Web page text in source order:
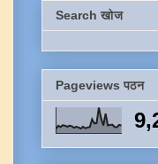
Search खोज
Pageviews पठन